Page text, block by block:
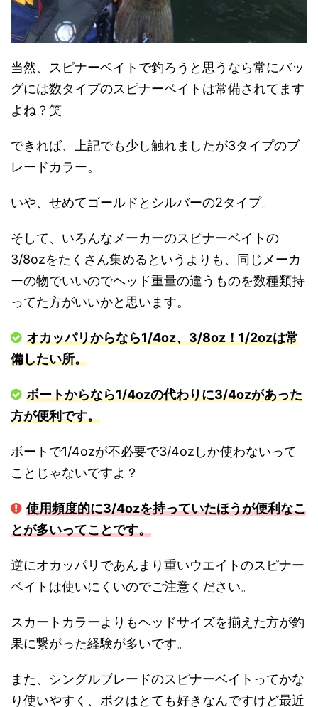
当然、スピナーベイトで釣ろうと思うなら常にバッ
グには数タイプのスピナーベイトは常備されてます
よね？笑
できれば、上記でも少し触れましたが3タイプのブ
レードカラー。
いや、せめてゴールドとシルバーの2タイプ。
そして、いろんなメーカーのスピナーベイトの
3/8ozをたくさん集めるというよりも、同じメーカ
ーの物でいいのでヘッド重量の違うものを数種類持
ってた方がいいかと思います。
オカッパリからなら1/4oz、3/8oz！1/2ozは常
備したい所。
ボートからなら1/4ozの代わりに3/4ozがあった
方が便利です。
ボートで1/4ozが不必要で3/4ozしか使わないって
ことじゃないですよ？
使用頻度的に3/4ozを持っていたほうが便利なこ
とが多いってことです。
逆にオカッパリであんまり重いウエイトのスピナー
ベイトは使いにくいのでご注意ください。
スカートカラーよりもヘッドサイズを揃えた方が釣
果に繋がった経験が多いです。
また、シングルブレードのスピナーベイトってかな
り使いやすく、ボクはとても好きなんですけど最近